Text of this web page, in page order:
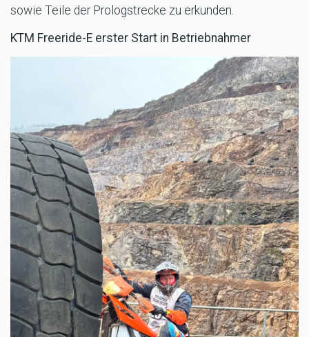
sowie Teile der Prologstrecke zu erkunden.
KTM Freeride-E erster Start in Betriebnahmer